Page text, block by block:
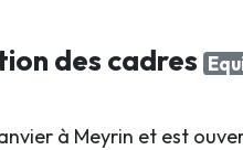
des cadres
à Meyrin et est